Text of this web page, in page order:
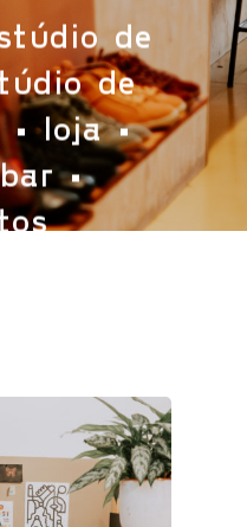
de
de
loja •
•